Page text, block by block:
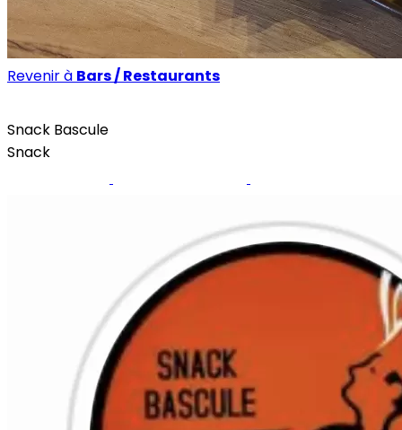
Revenir à Bars / Restaurants
Snack Bascule
Snack